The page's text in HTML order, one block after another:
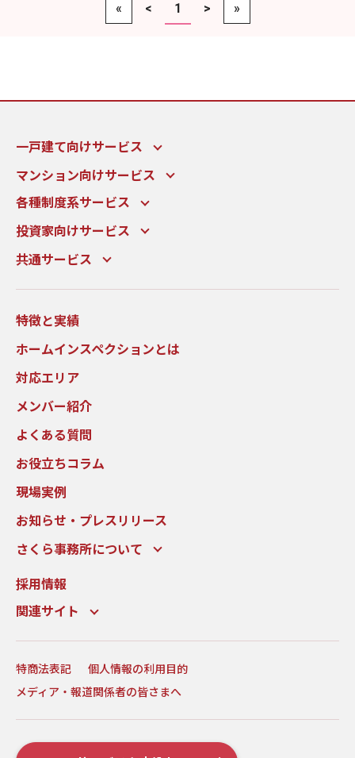
« < 1 > »
一戸建て向けサービス
マンション向けサービス
各種制度系サービス
投資家向けサービス
共通サービス
特徴と実績
ホームインスペクションとは
対応エリア
メンバー紹介
よくある質問
お役立ちコラム
現場実例
お知らせ・プレスリリース
さくら事務所について
採用情報
関連サイト
特商法表記
個人情報の利用目的
メディア・報道関係者の皆さまへ